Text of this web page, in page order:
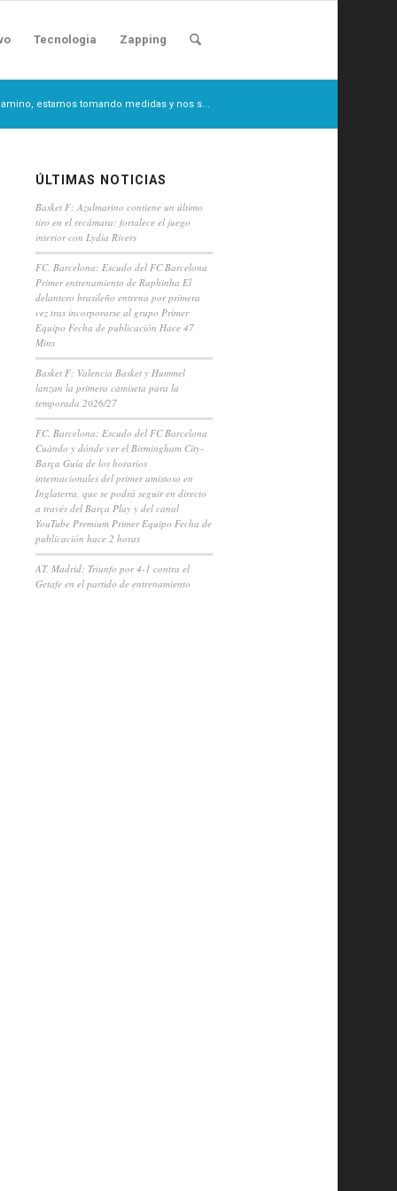
Tecnologia Zapping
estamos tomando medidas y nos s...
ÚLTIMAS NOTICIAS
Basket F: Azulmarino contiene un último
tiro en el recámara: fortalece el juego
interior con Lydia Rivers
FC. Barcelona: Escudo del FC Barcelona
Primer entrenamiento de Raphinha El
delantero brasileño entrena por primera
vez tras incorporarse al grupo Primer
Equipo Fecha de publicación Hace 47
Mins
Basket F: Valencia Basket y Hummel
lanzan la primera camiseta para la
temporada 2026/27
FC. Barcelona: Escudo del FC Barcelona
Cuándo y dónde ver el Birmingham City-
Barça Guía de los horarios
internacionales del primer amistoso en
Inglaterra, que se podrá seguir en directo
a través del Barça Play y del canal
YouTube Premium Primer Equipo Fecha de
publicación hace 2 horas
AT. Madrid: Triunfo por 4-1 contra el
Getafe en el partido de entrenamiento